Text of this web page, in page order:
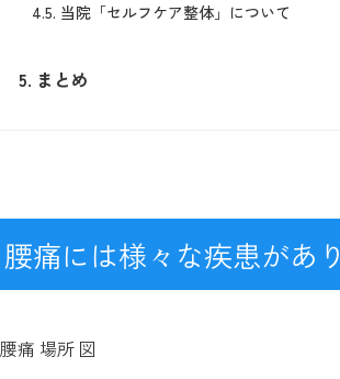
4.5. 当院「セルフケア整体」について
5. まとめ
腰痛には様々な疾患があ